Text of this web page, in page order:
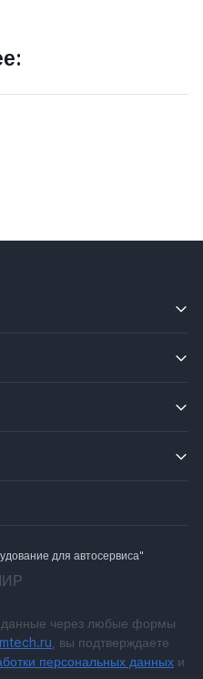
для автосервиса"
данные через любые формы
, вы подтверждаете
персональных данных и